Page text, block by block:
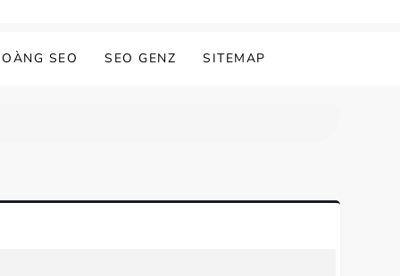
SEO SEO GENZ SITEMAP